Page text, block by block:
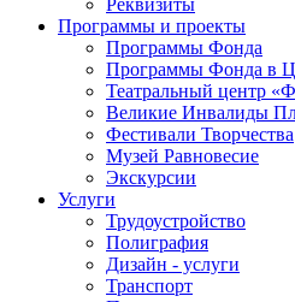
Реквизиты
Программы и проекты
Программы Фонда
Программы Фонда в
Театральный центр
Великие Инвалиды
Фестивали Творчества
Музей Равновесие
Экскурсии
Услуги
Трудоустройство
Полиграфия
Дизайн - услуги
Транспорт